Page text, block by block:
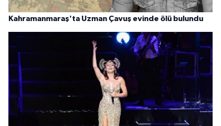
Kahramanmaraş'ta Uzman Çavuş evinde ölü bulundu